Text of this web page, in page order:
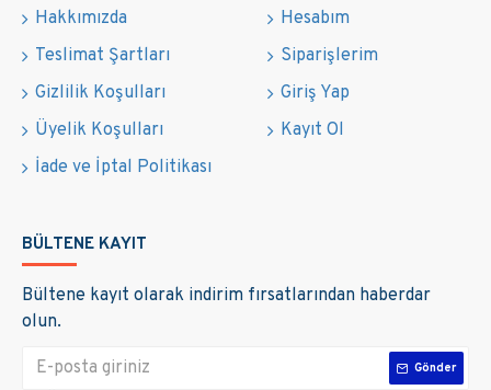
Hakkımızda
Teslimat Şartları
Gizlilik Koşulları
Üyelik Koşulları
İade ve İptal Politikası
Hesabım
Siparişlerim
Giriş Yap
Kayıt Ol
BÜLTENE KAYIT
Bültene kayıt olarak indirim fırsatlarından haberdar
olun.
Gönder